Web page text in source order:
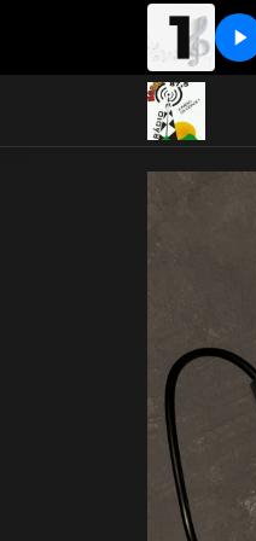
Exemplo 1 com Exemplo de locutor